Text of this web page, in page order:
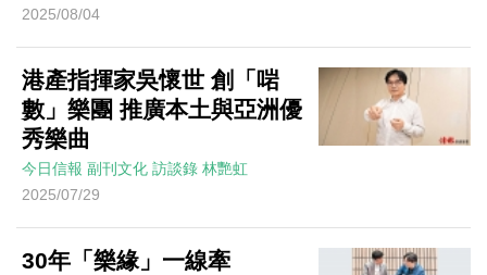
2025/08/04
港產指揮家吳懷世 創「啱
數」樂團 推廣本土與亞洲優
秀樂曲
今日信報 副刊文化 訪談錄 林艷虹
2025/07/29
30年「樂緣」一線牽